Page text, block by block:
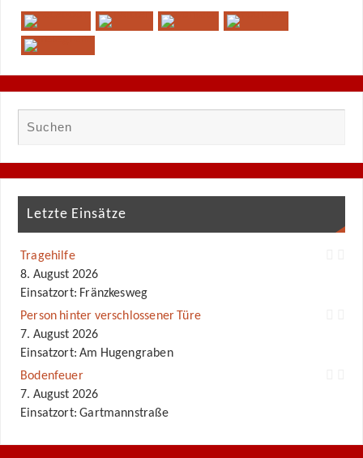
Letzte Einsätze
Tragehilfe
8. August 2026
Einsatzort: Fränzkesweg
Person hinter verschlossener Türe
7. August 2026
Einsatzort: Am Hugengraben
Bodenfeuer
7. August 2026
Einsatzort: Gartmannstraße